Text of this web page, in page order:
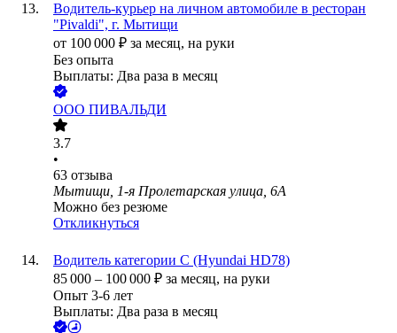
Водитель-курьер на личном автомобиле в ресторан
"Pivaldi", г. Мытищи
от 100 000 ₽ за месяц, на руки
Без опыта
Выплаты: Два раза в месяц
ООО ПИВАЛЬДИ
3.7
•
63 отзыва
Мытищи, 1-я Пролетарская улица, 6А
Можно без резюме
Откликнуться
Водитель категории С (Hyundai HD78)
85 000 – 100 000 ₽ за месяц, на руки
Опыт 3-6 лет
Выплаты: Два раза в месяц